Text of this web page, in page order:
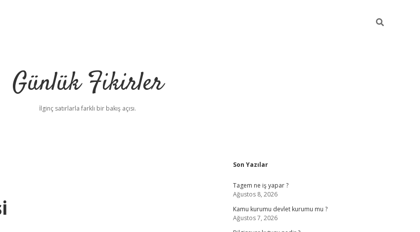
Günlük Fikirler
İlginç satırlarla farklı bir bakış açısı.
Sidebar
Son Yazılar
Tagem ne iş yapar ?
Ağustos 8, 2026
Kamu kurumu devlet kurumu mu ?
Ağustos 7, 2026